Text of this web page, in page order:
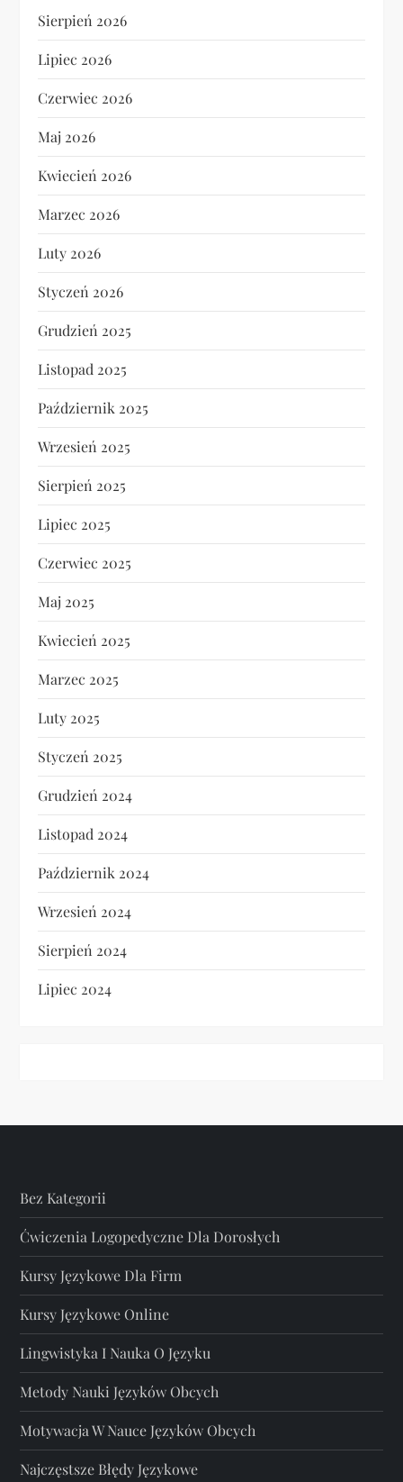
Sierpień 2026
Lipiec 2026
Czerwiec 2026
Maj 2026
Kwiecień 2026
Marzec 2026
Luty 2026
Styczeń 2026
Grudzień 2025
Listopad 2025
Październik 2025
Wrzesień 2025
Sierpień 2025
Lipiec 2025
Czerwiec 2025
Maj 2025
Kwiecień 2025
Marzec 2025
Luty 2025
Styczeń 2025
Grudzień 2024
Listopad 2024
Październik 2024
Wrzesień 2024
Sierpień 2024
Lipiec 2024
Bez Kategorii
Ćwiczenia Logopedyczne Dla Dorosłych
Kursy Językowe Dla Firm
Kursy Językowe Online
Lingwistyka I Nauka O Języku
Metody Nauki Języków Obcych
Motywacja W Nauce Języków Obcych
Najczęstsze Błędy Językowe